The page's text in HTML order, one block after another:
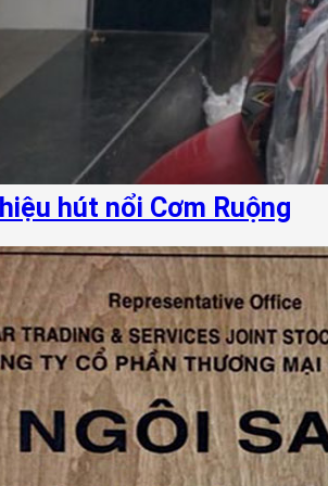
hút nổi Cơm Ruộng